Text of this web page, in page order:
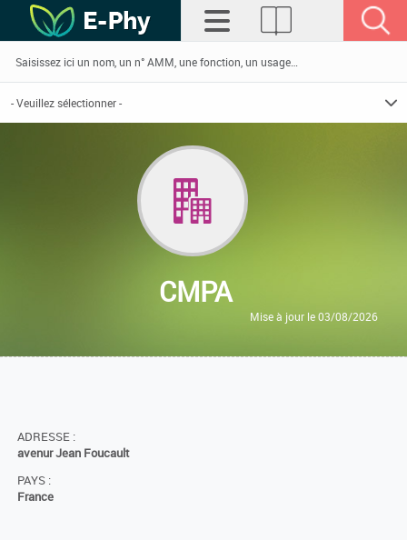
CMPA
Mise à jour le 03/08/2026
ADRESSE :
avenur Jean Foucault
PAYS :
France